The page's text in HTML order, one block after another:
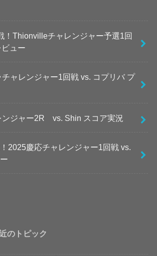
！Thionvilleチャレンジャー予選1回
ュー
ャレンジャー1回戦 vs. コプリバ プ
ンジャー2R vs. Shin スコア実況
2025慶応チャレンジャー1回戦 vs.
のトピック